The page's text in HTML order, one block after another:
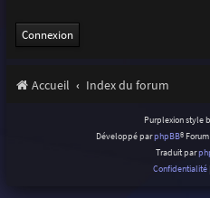
Accueil Index du forum
Purplexion style
Développé parphpBB®
Traduit par
Confidentialité